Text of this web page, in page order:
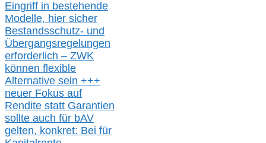
Eingriff in bestehende
Modelle, hier sicher
Bestandsschutz- und
Übergangsregelungen
erforderlich – ZWK
können flexible
Alternative sein +++
neuer Fokus auf
Rendite statt Garantien
sollte auch für bAV
gelten, konkret: Bei für